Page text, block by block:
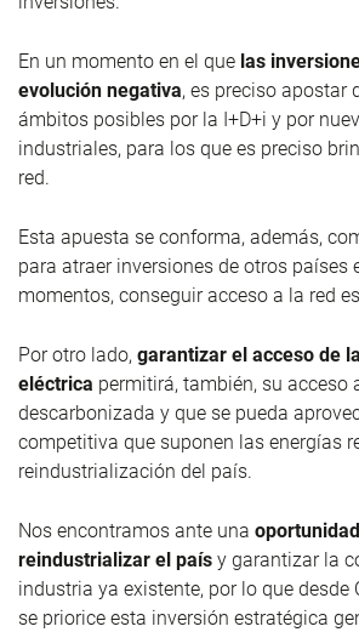
En un momento en el que las
evolución negativa, es preciso apostar
ámbitos posibles por la I+D+i y por
industriales, para los que es preciso
red.
Esta apuesta se conforma, además,
para atraer inversiones de otros países
momentos, conseguir acceso a la red
Por otro lado, garantizar el acceso de
eléctrica permitirá, también, su acceso
descarbonizada y que se pueda
competitiva que suponen las energías
reindustrialización del país.
Nos encontramos ante una
reindustrializar el país y garantizar la
industria ya existente, por lo que desde
se priorice esta inversión estratégica